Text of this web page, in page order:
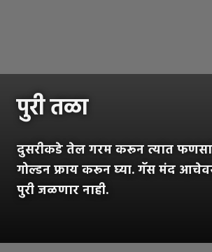
पुरी तळा
दुसरीकडे तेल गरम करून त्यात
गोल्डन फ्राय करून घ्या. गॅस मंद
पुरी जळणार नाही.